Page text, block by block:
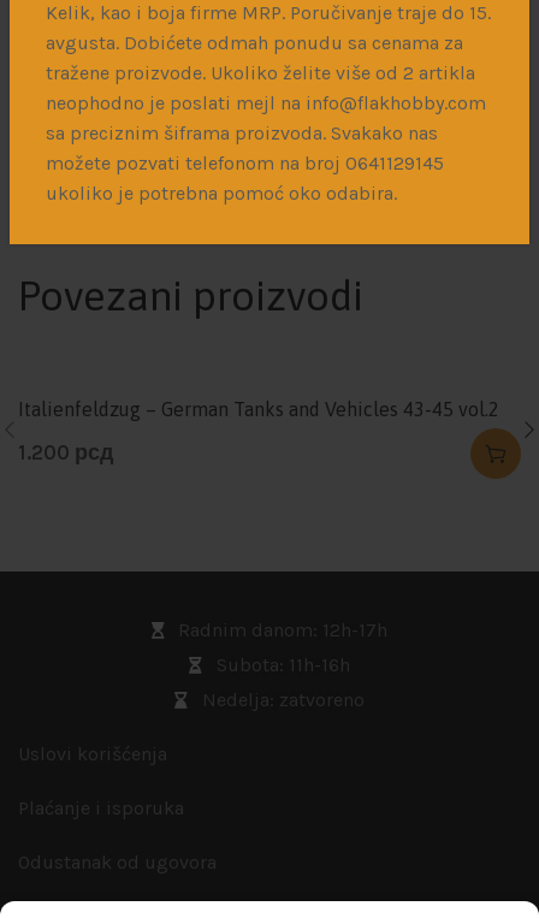
Kelik, kao i boja firme MRP. Poručivanje traje do 15.
avgusta. Dobićete odmah ponudu sa cenama za
tražene proizvode. Ukoliko želite više od 2 artikla
neophodno je poslati mejl na info@flakhobby.com
sa preciznim šiframa proizvoda. Svakako nas
možete pozvati telefonom na broj 0641129145
ukoliko je potrebna pomoć oko odabira.
Opis Dodatne informacije Dostava
Mesingana pito cev i topovi 1/48.
Povezani proizvodi
Italienfeldzug – German Tanks and Vehicles 43-45 vol.2
1.200 рсд
Radnim danom: 12h-17h
Subota: 11h-16h
Nedelja: zatvoreno
Uslovi korišćenja
Plaćanje i isporuka
Odustanak od ugovora